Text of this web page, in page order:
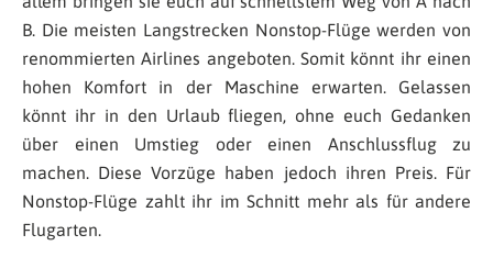
B. Die meisten Langstrecken Nonstop-Flüge werden von
renommierten Airlines angeboten. Somit könnt ihr einen
hohen Komfort in der Maschine erwarten. Gelassen
könnt ihr in den Urlaub fliegen, ohne euch Gedanken
über einen Umstieg oder einen Anschlussflug zu
machen. Diese Vorzüge haben jedoch ihren Preis. Für
Nonstop-Flüge zahlt ihr im Schnitt mehr als für andere
Flugarten.